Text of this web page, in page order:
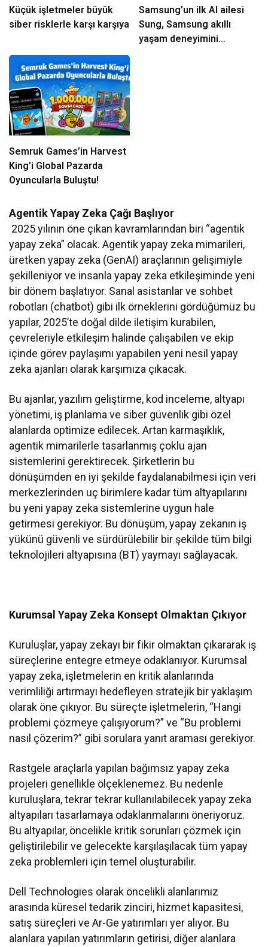
Küçük işletmeler büyük
siber risklerle karşı karşıya
Samsung’un ilk AI ailesi
Sung, Samsung akıllı
yaşam deneyimini
Semruk Games’in Harvest
King’i Global Pazarda
Oyuncularla Buluştu!
Agentik Yapay Zeka Çağı Başlıyor
2025 yılının öne çıkan kavramlarından biri “agentik
yapay zeka” olacak. Agentik yapay zeka mimarileri,
üretken yapay zeka (GenAI) araçlarının gelişimiyle
şekilleniyor ve insanla yapay zeka etkileşiminde yeni
bir dönem başlatıyor. Sanal asistanlar ve sohbet
robotları (chatbot) gibi ilk örneklerini gördüğümüz bu
yapılar, 2025’te doğal dilde iletişim kurabilen,
çevreleriyle etkileşim halinde çalışabilen ve ekip
içinde görev paylaşımı yapabilen yeni nesil yapay
zeka ajanları olarak karşımıza çıkacak.
Bu ajanlar, yazılım geliştirme, kod inceleme, altyapı
yönetimi, iş planlama ve siber güvenlik gibi özel
alanlarda optimize edilecek. Artan karmaşıklık,
agentik mimarilerle tasarlanmış çoklu ajan
sistemlerini gerektirecek. Şirketlerin bu
dönüşümden en iyi şekilde faydalanabilmesi için veri
merkezlerinden uç birimlere kadar tüm altyapılarını
bu yeni yapay zeka sistemlerine uygun hale
getirmesi gerekiyor. Bu dönüşüm, yapay zekanın iş
yükünü güvenli ve sürdürülebilir bir şekilde tüm bilgi
teknolojileri altyapısına (BT) yaymayı sağlayacak.
Kurumsal Yapay Zeka Konsept Olmaktan Çıkıyor
Kuruluşlar, yapay zekayı bir fikir olmaktan çıkararak iş
süreçlerine entegre etmeye odaklanıyor. Kurumsal
yapay zeka, işletmelerin en kritik alanlarında
verimliliği artırmayı hedefleyen stratejik bir yaklaşım
olarak öne çıkıyor. Bu süreçte işletmelerin, “Hangi
problemi çözmeye çalışıyorum?” ve “Bu problemi
nasıl çözerim?” gibi sorulara yanıt araması gerekiyor.
Rastgele araçlarla yapılan bağımsız yapay zeka
projeleri genellikle ölçeklenemez. Bu nedenle
kuruluşlara, tekrar tekrar kullanılabilecek yapay zeka
altyapıları tasarlamaya odaklanmalarını öneriyoruz.
Bu altyapılar, öncelikle kritik sorunları çözmek için
geliştirilebilir ve gelecekte karşılaşılacak tüm yapay
zeka problemleri için temel oluşturabilir.
Dell Technologies olarak öncelikli alanlarımız
arasında küresel tedarik zinciri, hizmet kapasitesi,
satış süreçleri ve Ar-Ge yatırımları yer alıyor. Bu
alanlara yapılan yatırımların getirisi, diğer alanlara